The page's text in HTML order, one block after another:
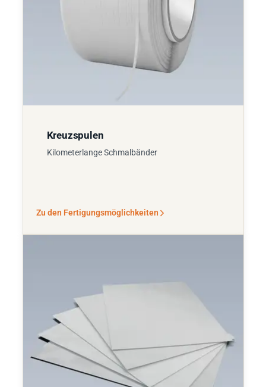
Kreuzspulen
Kilometerlange Schmalbänder
Zu den Fertigungsmöglichkeiten